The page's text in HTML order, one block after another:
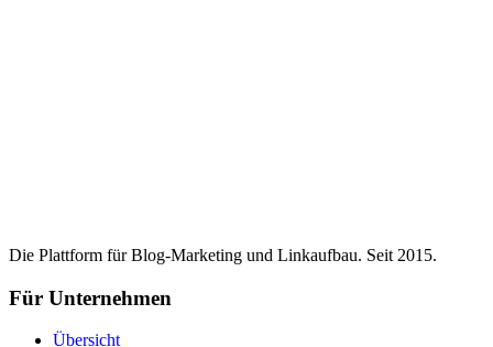
Die Plattform für Blog-Marketing und Linkaufbau. Seit 2015.
Für Unternehmen
Übersicht